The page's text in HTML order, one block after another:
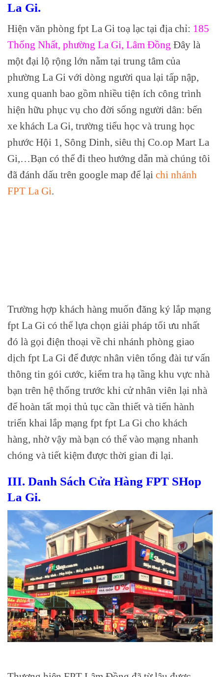
La Gi.
Hiện văn phòng fpt La Gi toạ lạc tại địa chỉ: 185
Thống Nhất, phường La Gi, Lâm Đồng Đây là
một đại lộ rộng lớn nằm tại trung tâm của
phường La Gi với dòng người qua lại tấp nập,
xung quanh bao gồm nhiều tiện ích công trình
hiện hữu phục vụ cho đời sống người dân: bến
xe khách La Gi, trường tiểu học và trung học
phước Hội 1, Sông Dinh, siêu thị Co.op Mart La
Gi,…Bạn có thể đi theo hướng dẫn mà chúng tôi
đã đánh dấu trên google map để lại chi nhánh
FPT La Gi.
Trường hợp khách hàng muốn đăng ký lắp mạng
fpt La Gi có thể lựa chọn giải pháp tối ưu nhất
đó là gọi điện thoại về chi nhánh phòng giao
dịch fpt La Gi để được nhân viên tổng đài tư vấn
thông tin gói cước, kiểm tra hạ tầng khu vực nhà
bạn trên hệ thống trước khi cử nhân viên lại nhà
để hoàn tất mọi thủ tục cần thiết và tiến hành
triển khai lắp mạng fpt fpt La Gi cho khách
hàng, nhờ vậy mà bạn có thể vào mạng nhanh
chóng và tiết kiệm được thời gian đi lại.
III. Danh Sách Cửa Hàng FPT SHop
La Gi.